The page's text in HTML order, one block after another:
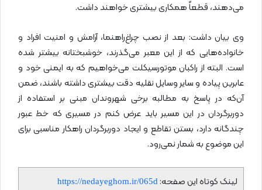
می‌دهند، قطعاً همکاری بیشتری خواهند داشت.
وی بیان داشت: بعد از نصب چراغ‌راهنما، آرامش و امنیت افراد و
خانواده‌هایی که از این معبر می‌گذرند، خوشبختانه بیشتر شده
است. البته از راکبان موتورسیکلت می‌خواهیم که به ایمنی خود و
عابرین پیاده و سایر وسایل نقلیه دقت بیشتری داشته باشند، ضمن
آن‌که در پاسخ به مطالبه برخی شهروندان مبنی بر استفاده از
دوربرگردان در این مسیر باید عرض کنم در مسیری که خط عبور
چندگانه دارد، بستن تقاطع و ایجاد دوربرگردان راهکار مناسبی برای
این موضوع به شمار نمی‌رود.
لینک کوتاه این صفحه: https://nedayeghom.ir/065d